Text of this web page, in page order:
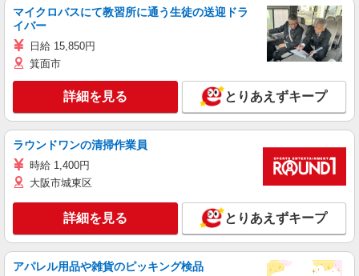
マイクロバスにて教習所に通う生徒の送迎ドラ
イバー
日給 15,850円
箕面市
詳細を見る とりあえずキープ
ラウンドワンの清掃作業員
時給 1,400円
大阪市城東区
詳細を見る とりあえずキープ
アパレル用品や雑貨のピッキング検品